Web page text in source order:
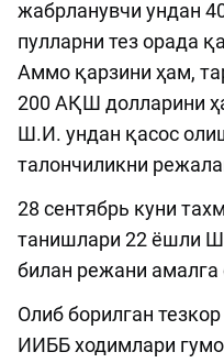
жабрланувчи ундан
пулларни тез орада
Аммо қарзини ҳам,
200 АҚШ долларини
Ш.И. ундан қасос
талончиликни
28 сентябрь куни
танишлари 22 ёшли
билан режани
Олиб борилган
ИИББ ходимлари